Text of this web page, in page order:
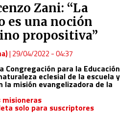
Zani: “La
es una noción
propositiva”
| 29/04/2022 - 04:37
Congregación para la Educación
eclesial de la escuela y
la misión evangelizadora de la
misioneras
solo para suscriptores